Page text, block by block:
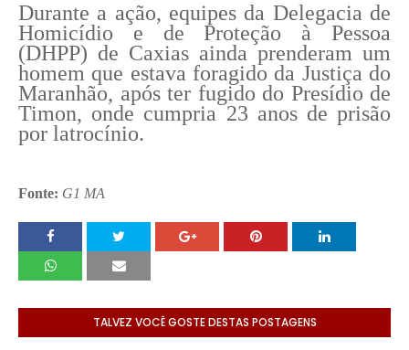
Durante a ação, equipes da Delegacia de
Homicídio e de Proteção à Pessoa
(DHPP) de Caxias ainda prenderam um
homem que estava foragido da Justiça do
Maranhão, após ter fugido do Presídio de
Timon, onde cumpria 23 anos de prisão
por latrocínio.
Fonte: G1 MA
TALVEZ VOCÊ GOSTE DESTAS POSTAGENS